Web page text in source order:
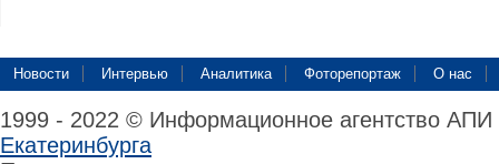
Новости Интервью Аналитика Фоторепортаж О нас
1999 - 2022 © Информационное агентство
Екатеринбурга